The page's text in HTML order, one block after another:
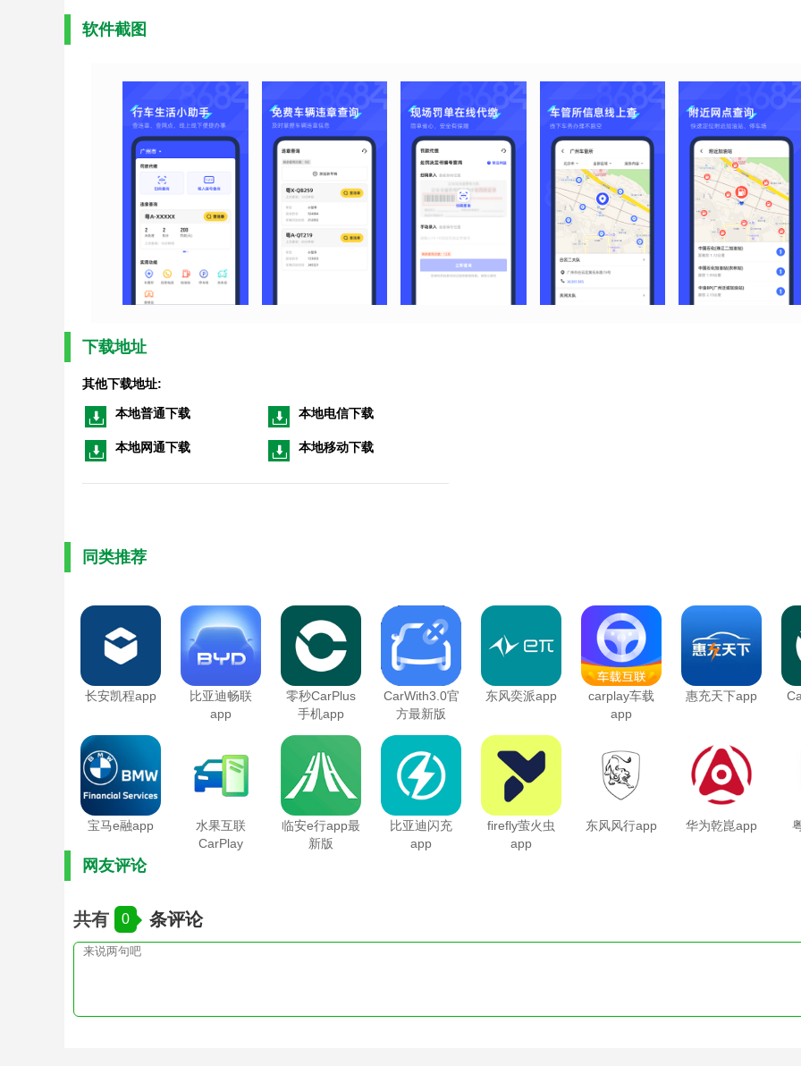
软件截图
下载地址
其他下载地址:
本地普通下载 本地电信下载
本地网通下载 本地移动下载
同类推荐
长安凯程app
比亚迪畅联
app
零秒CarPlus
手机app
CarWith3.0官
方最新版
东风奕派app
carplay车载
app
惠充天下app
宝马e融app
水果互联
CarPlay
临安e行app最
新版
比亚迪闪充
app
firefly萤火虫
app
东风风行app 华为乾崑app
网友评论
共有 0 条评论